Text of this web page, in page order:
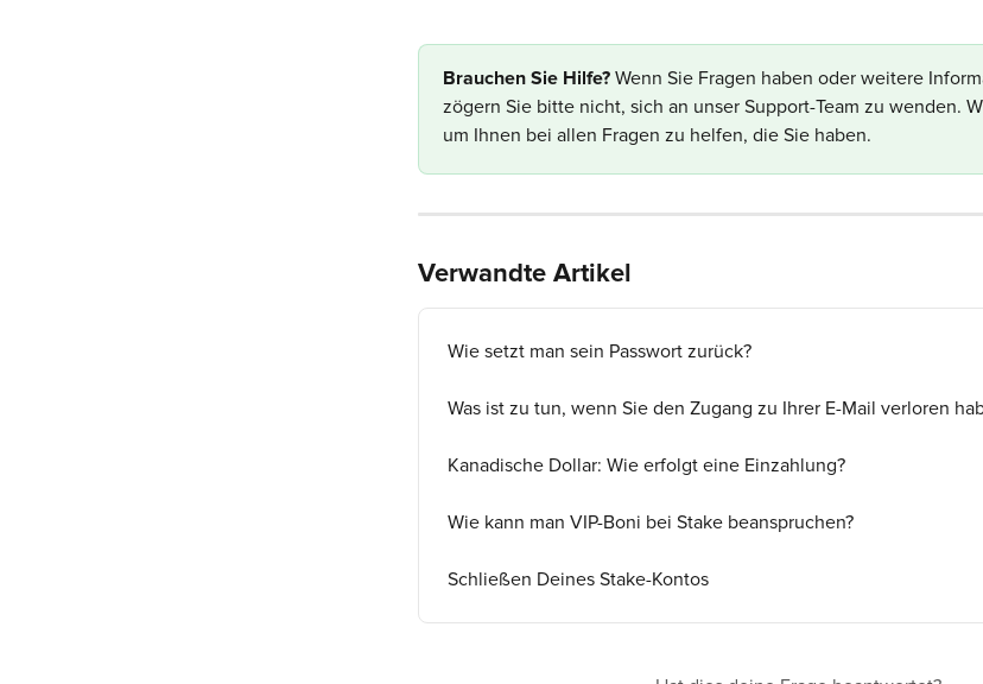
Brauchen Sie Hilfe? Wenn Sie Fragen haben oder weitere
zögern Sie bitte nicht, sich an unser Support-Team zu wenden.
um Ihnen bei allen Fragen zu helfen, die Sie haben.
Verwandte Artikel
Wie setzt man sein Passwort zurück?
Was ist zu tun, wenn Sie den Zugang zu Ihrer E-Mail verloren
Kanadische Dollar: Wie erfolgt eine Einzahlung?
Wie kann man VIP-Boni bei Stake beanspruchen?
Schließen Deines Stake-Kontos